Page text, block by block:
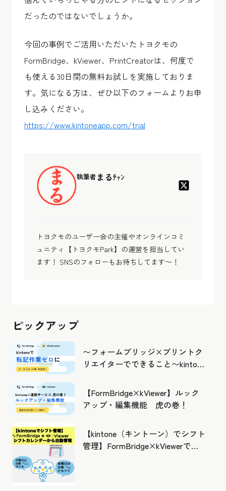
だったのではないでしょうか。
今回の事例でご活用いただいたトヨクモの
FormBridge、kViewer、PrintCreatorは、何度で
も使える30日間の無料お試しを実施しておりま
す。気になる方は、ぜひ以下のフォームよりお申
し込みください。
https://www.kintoneapp.com/trial
執筆者 まるﾁｬﾝ
トヨクモのユーザー会の主催やオンラインコミ
ュニティ【トヨクモPark】の運営を担当してい
ます！ SNSのフォローもお待ちしてます〜！
ピックアップ
〜フォームブリッジ×プリントク
リエイターでできること〜kintone
【FormBridge×kViewer】ルック
アップ・編集機能 虎の巻！
【kintone（キントーン）でシフト
管理】FormBridge×kViewerで作